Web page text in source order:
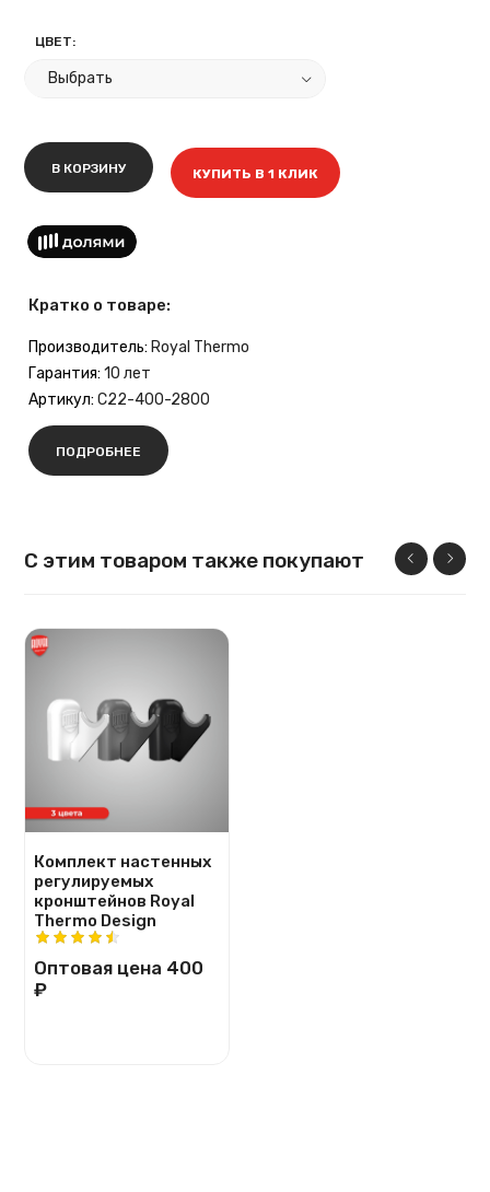
ЦВЕТ:
В КОРЗИНУ КУПИТЬ В 1 КЛИК
Кратко о товаре:
Производитель: Royal Thermo
Гарантия: 10 лет
Артикул: C22-400-2800
ПОДРОБНЕЕ
С этим товаром также покупают
Комплект настенных
регулируемых
кронштейнов Royal
Thermo Design
Оптовая цена 400
₽